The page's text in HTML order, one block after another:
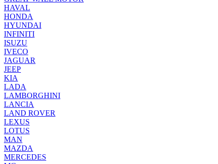
HAVAL
HONDA
HYUNDAI
INFINITI
ISUZU
IVECO
JAGUAR
JEEP
KIA
LADA
LAMBORGHINI
LANCIA
LAND ROVER
LEXUS
LOTUS
MAN
MAZDA
MERCEDES